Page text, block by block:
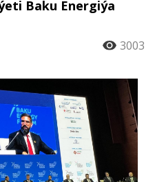
Baku Energiýa
3003